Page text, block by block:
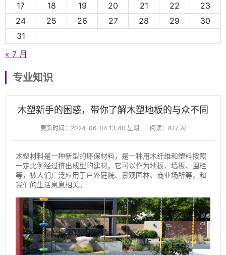
17
18 19 20 21 22
23
24
25 26 27 28 29
30
31
« 7 月
专业知识
木塑新手的困惑，带你了解木塑地板的与众不同
更新时间：2024-06-04 13:40 星期二 阅读：877 次
木塑材料是一种新型的环保材料，是一种用木纤维和塑料按照
一定比例经过挤出成型的建材。它可以作为地板、墙板、围栏
等，被人们广泛应用于户外庭院、景观园林、商业场所等，和
我们的生活息息相关。